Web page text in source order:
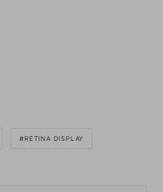
RETINA DISPLAY